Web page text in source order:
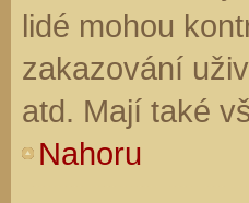
lidé mohou
zakazování
atd. Mají také
Nahoru